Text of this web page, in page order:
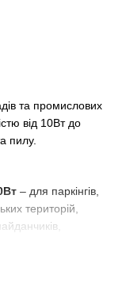
та промислових
від 10Вт до
пилу.
– для паркінгів,
територій,